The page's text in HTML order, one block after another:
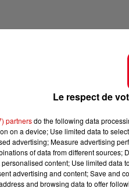
Le respect de
partnersdo the following data
on a device; Use limited data to
advertising; Measure advertising
of data from different
content; Use limited data
advertising and content; Save and
and browsing data to offer